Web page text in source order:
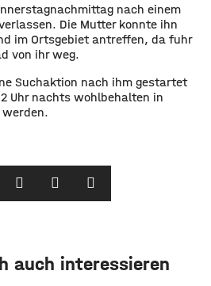
nach einem
Die Mutter konnte ihn
im Ortsgebiet antreffen, da fuhr
von ihr weg.
Suchaktion nach ihm gestartet
Uhr nachts wohlbehalten in
auch interessieren